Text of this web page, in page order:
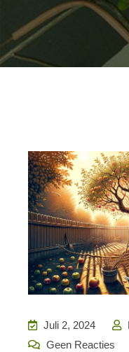
Juli 2, 2024
Geen Reacties